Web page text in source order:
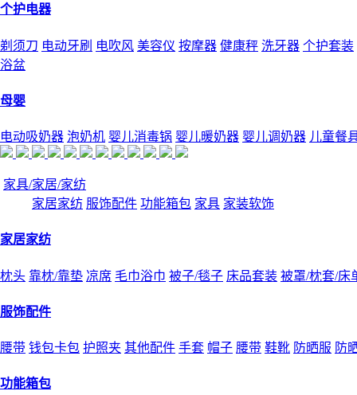
个护电器
剃须刀 电动牙刷 电吹风 美容仪 按摩器 健康秤 洗牙器 个护套装
浴盆
母婴
电动吸奶器 泡奶机 婴儿消毒锅 婴儿暖奶器 婴儿调奶器 儿童餐
家具/家居/家纺
家居家纺 服饰配件 功能箱包 家具 家装软饰
家居家纺
枕头 靠枕/靠垫 凉席 毛巾浴巾 被子/毯子 床品套装 被罩/枕套/床
服饰配件
腰带 钱包卡包 护照夹 其他配件 手套 帽子 腰带 鞋靴 防晒服 防
功能箱包